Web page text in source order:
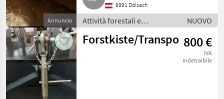
Annuncio
9991 Dölsach
Attività forestali e
lavorazione del legno /
Impianti a fune per esbosco
NUOVO
Forstkiste/Transportkiste
800 €
IVA
indetraibile